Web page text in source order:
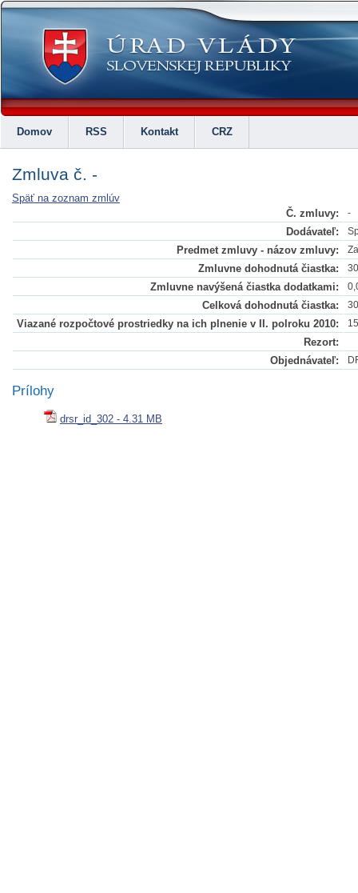
Domov RSS Kontakt CRZ
Zmluva č. -
Späť na zoznam zmlúv
Č. zmluvy:
-
Dodávateľ:
Predmet zmluvy - názov zmluvy:
Zmluvne dohodnutá čiastka:
Zmluvne navýšená čiastka dodatkami:
Celková dohodnutá čiastka:
Viazané rozpočtové prostriedky na ich plnenie v II. polroku 2010:
Rezort:
Objednávateľ:
Prílohy
drsr_id_302 - 4.31 MB